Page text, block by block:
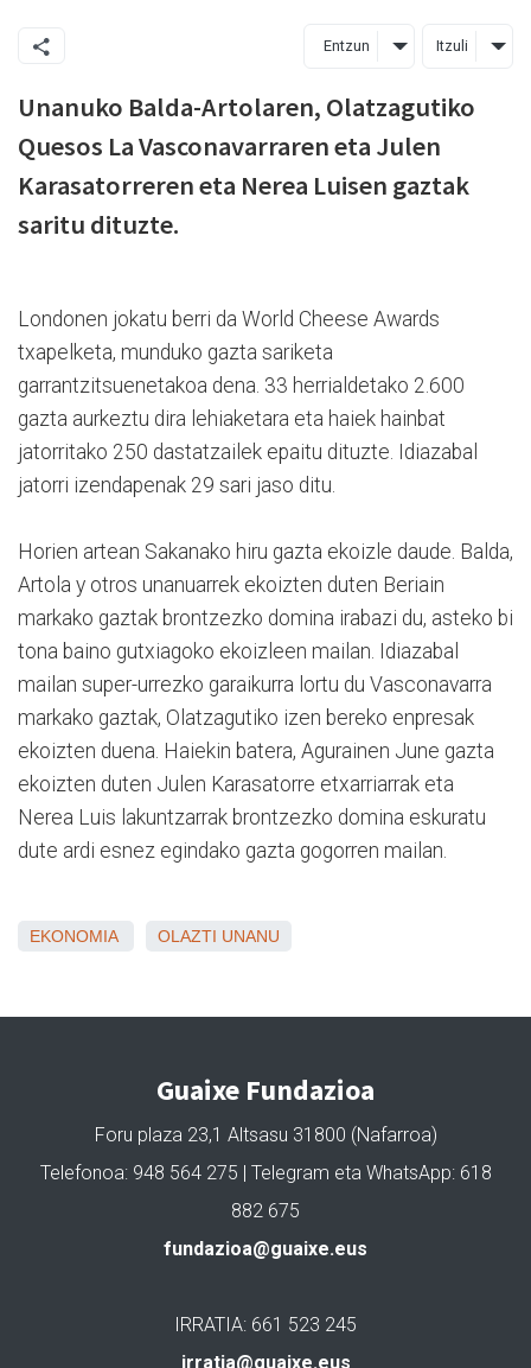
Entzun Itzuli
Unanuko Balda-Artolaren, Olatzagutiko
Quesos La Vasconavarraren eta Julen
Karasatorreren eta Nerea Luisen gaztak
saritu dituzte.
Londonen jokatu berri da World Cheese Awards
txapelketa, munduko gazta sariketa
garrantzitsuenetakoa dena. 33 herrialdetako 2.600
gazta aurkeztu dira lehiaketara eta haiek hainbat
jatorritako 250 dastatzailek epaitu dituzte. Idiazabal
jatorri izendapenak 29 sari jaso ditu.
Horien artean Sakanako hiru gazta ekoizle daude. Balda,
Artola y otros unanuarrek ekoizten duten Beriain
markako gaztak brontzezko domina irabazi du, asteko bi
tona baino gutxiagoko ekoizleen mailan. Idiazabal
mailan super-urrezko garaikurra lortu du Vasconavarra
markako gaztak, Olatzagutiko izen bereko enpresak
ekoizten duena. Haiekin batera, Agurainen June gazta
ekoizten duten Julen Karasatorre etxarriarrak eta
Nerea Luis lakuntzarrak brontzezko domina eskuratu
dute ardi esnez egindako gazta gogorren mailan.
EKONOMIA OLAZTI UNANU
Guaixe Fundazioa
Foru plaza 23,1 Altsasu 31800 (Nafarroa)
Telefonoa: 948 564 275 | Telegram eta WhatsApp: 618
882 675
fundazioa@guaixe.eus
IRRATIA: 661 523 245
irratia@guaixe.eus